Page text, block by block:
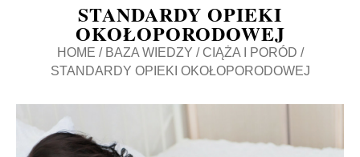
STANDARDY OPIEKI
OKOŁOPORODOWEJ
HOME / BAZA WIEDZY / CIĄŻA I PORÓD /
STANDARDY OPIEKI OKOŁOPORODOWEJ